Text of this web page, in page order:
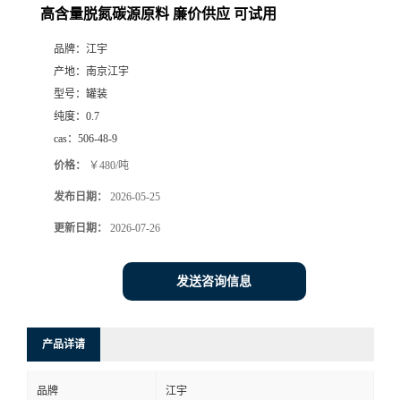
高含量脱氮碳源原料 廉价供应 可试用
品牌： 江宇
产地： 南京江宇
型号： 罐装
纯度： 0.7
cas： 506-48-9
价格： ￥480/吨
发布日期： 2026-05-25
更新日期： 2026-07-26
发送咨询信息
产品详请
品牌 江宇